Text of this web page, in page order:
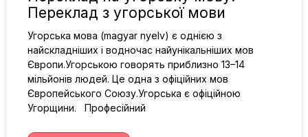
Переклад з угорської мови
Угорська мова (magyar nyelv) є однією з
найскладніших і водночас найунікальніших мов
Європи.Угорською говорять приблизно 13–14
мільйонів людей. Це одна з офіційних мов
Європейського Союзу.Угорська є офіційною
Угорщини. Професійний